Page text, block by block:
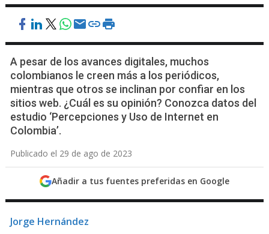
A pesar de los avances digitales, muchos
colombianos le creen más a los periódicos,
mientras que otros se inclinan por confiar en los
sitios web. ¿Cuál es su opinión? Conozca datos del
estudio ‘Percepciones y Uso de Internet en
Colombia’.
Publicado el 29 de ago de 2023
Añadir a tus fuentes preferidas en Google
Jorge Hernández